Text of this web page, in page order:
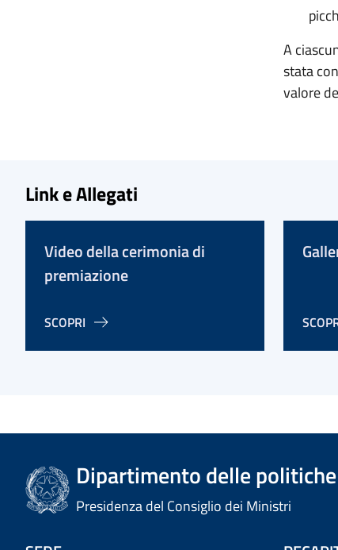
A
stata
valore
Link e Allegati
Video della cerimonia di
premiazione
SCOPRI
Dipartimento delle
Presidenza del Consiglio dei Ministri